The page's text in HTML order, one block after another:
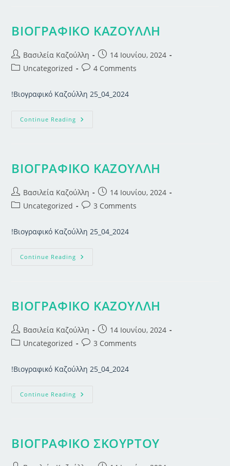
ΒΙΟΓΡΑΦΙΚΟ ΚΑΖΟΥΛΛΗ
Post
author:
Βασιλεία Καζούλλη
Post
published:
14 Ιουνίου, 2024
PostUncategorized
Post4 Comments
!Βιογραφικό Καζούλλη 25_04_2024
Continue Reading ΒΙΟΓΡΑΦΙΚΟ
ΒΙΟΓΡΑΦΙΚΟ ΚΑΖΟΥΛΛΗ
Post
author:
Βασιλεία Καζούλλη
Post
published:
14 Ιουνίου, 2024
PostUncategorized
Post3 Comments
!Βιογραφικό Καζούλλη 25_04_2024
Continue Reading ΒΙΟΓΡΑΦΙΚΟ
ΒΙΟΓΡΑΦΙΚΟ ΚΑΖΟΥΛΛΗ
Post
author:
Βασιλεία Καζούλλη
Post
published:
14 Ιουνίου, 2024
PostUncategorized
Post3 Comments
!Βιογραφικό Καζούλλη 25_04_2024
Continue Reading ΒΙΟΓΡΑΦΙΚΟ
ΒΙΟΓΡΑΦΙΚΟ ΣΚΟΥΡΤΟΥ